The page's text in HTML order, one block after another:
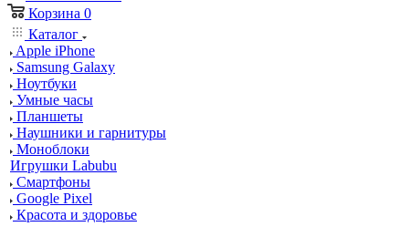
Корзина 0
Каталог
Apple iPhone
Samsung Galaxy
Ноутбуки
Умные часы
Планшеты
Наушники и гарнитуры
Моноблоки
Игрушки Labubu
Смартфоны
Google Pixel
Красота и здоровье